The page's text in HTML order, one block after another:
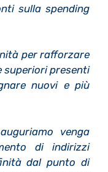
sulla spending
per rafforzare
superiori presenti
nuovi e più
venga
di indirizzi
dal punto di